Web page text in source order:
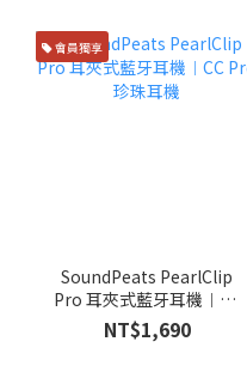
會員獨享
SoundPeats PearlClip
Pro 耳夾式藍牙耳機︱CC
Pro 珍珠耳機
NT$1,690